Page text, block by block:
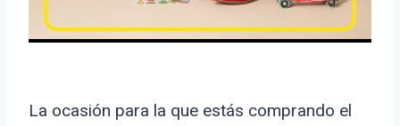
La ocasión para la que estás comprando el